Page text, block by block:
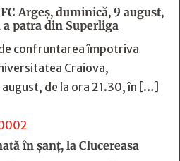
Argeș, duminică, 9 august,
a patra din Superliga
confruntarea împotriva
Craiova,
de la ora 21.30, în […]
în șanț, la Clucereasa